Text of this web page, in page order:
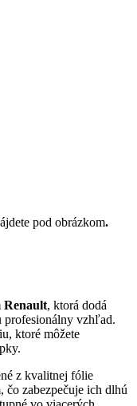
pod obrázkom.
Renault, ktorá dodá
profesionálny vzhľad.
ktoré môžete
z kvalitnej fólie
čo zabezpečuje ich dlhú